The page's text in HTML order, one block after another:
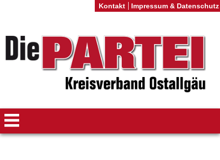
Kontakt Impressum & Datenschutz